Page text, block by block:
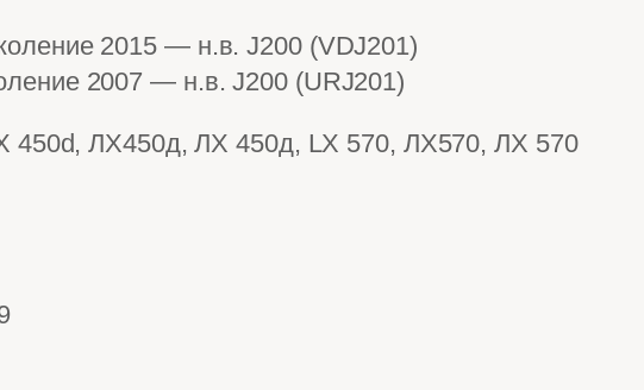
2015 — н.в. J200 (VDJ201)
2007 — н.в. J200 (URJ201)
450d, ЛХ450д, ЛХ 450д, LX 570, ЛХ570, ЛХ 570